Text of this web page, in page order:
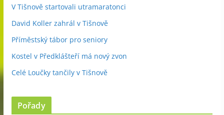
V Tišnově startovali utramaratonci
David Koller zahrál v Tišnově
Příměstský tábor pro seniory
Kostel v Předklášteří má nový zvon
Celé Loučky tančily v Tišnově
Pořady